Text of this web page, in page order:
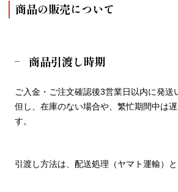
商品の販売について
商品引渡し時期
ご入金・ご注文確認後3営業日以内に発送
但し、在庫のない場合や、繁忙期間中は
す。
引渡し方法は、配送処理（ヤマト運輸）と